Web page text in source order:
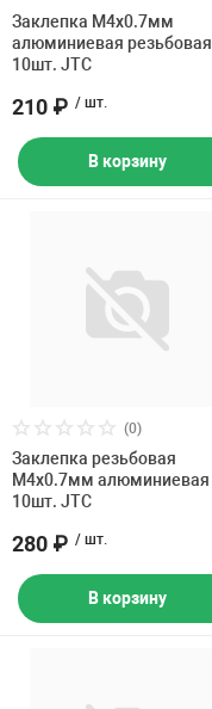
Заклепка M4х0.7мм
алюминиевая резьбовая
10шт. JTC
210 ₽ / шт.
В корзину
(0)
Заклепка резьбовая
M4х0.7мм алюминиевая
10шт. JTC
280 ₽ / шт.
В корзину